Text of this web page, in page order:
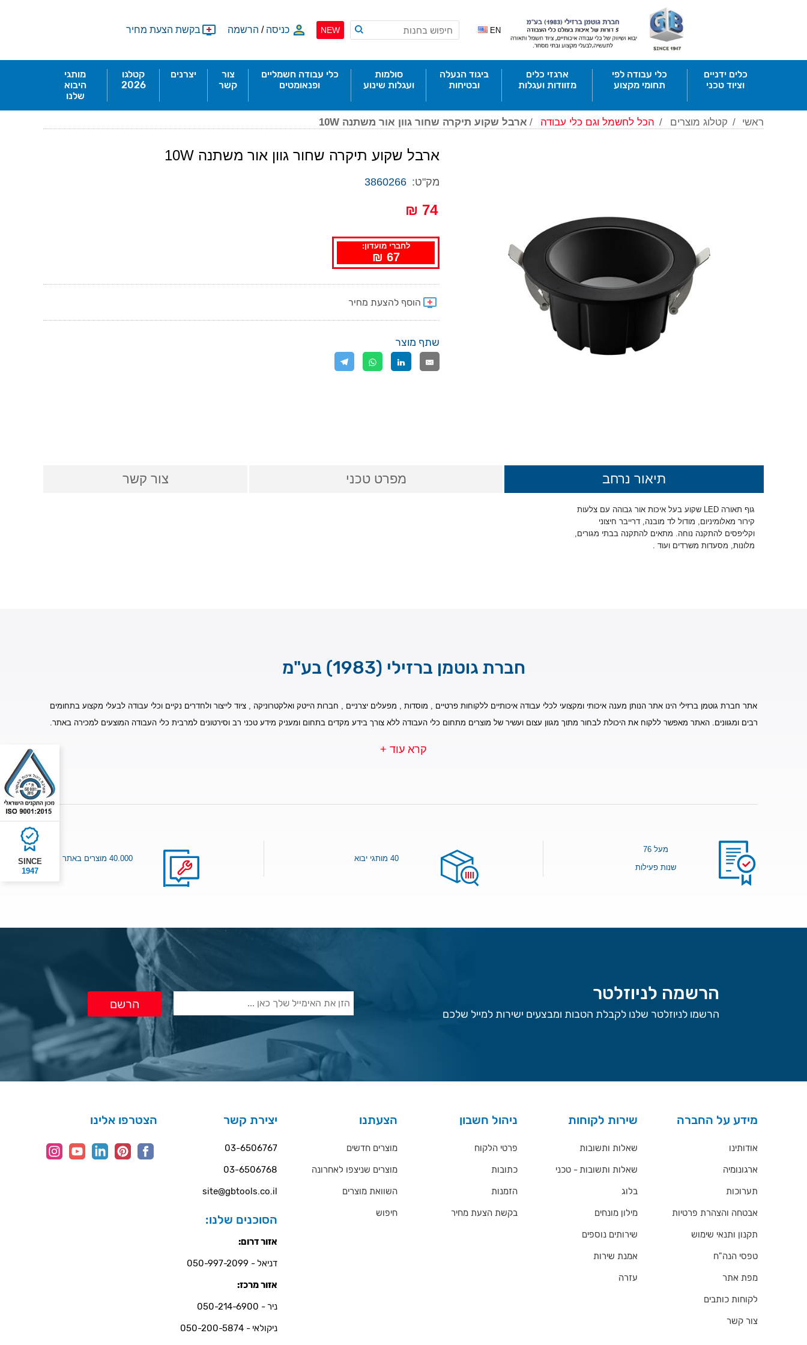
EN
NEW כניסה / הרשמה בקשת הצעת מחיר
כלים ידניים
וציוד טכני
כלי עבודה לפי
תחומי מקצוע
ארגזי כלים
מזוודות ועגלות
ביגוד הנעלה
ובטיחות
סולמות
ועגלות שינוע
כלי עבודה חשמליים
ופנאומטים
צור
קשר
יצרנים
קטלגו
2026
מותגי
היבוא
שלנו
ראשי / קטלוג מוצרים / הכל לחשמל וגם כלי עבודה / ארבל שקוע תיקרה שחור גוון אור משתנה 10W
ארבל שקוע תיקרה שחור גוון אור משתנה 10W
מק"ט: 3860266
74 ₪
לחברי מועדון:
67 ₪
שתף מוצר
תיאור נרחב מפרט טכני צור קשר
גוף תאורה LED שקוע בעל איכות אור גבוהה עם צלעות
קירור מאלומיניום, מודול לד מובנה, דרייבר חיצוני
וקליפסים להתקנה נוחה. מתאים להתקנה בבתי מגורים,
מלונות, מסעדות משרדים ועוד .
SINCE
1947
חברת גוטמן ברזילי (1983) בע"מ
אתר חברת גוטמן ברזילי הינו אתר הנותן מענה איכותי ומקצועי לכלי עבודה איכותיים ללקוחות פרטיים , מוסדות , מפעלים יצרניים , חברות הייטק ואלקטרוניקה , ציוד לייצור ולחדרים נקיים וכלי עבודה לבעלי מקצוע בתחומים
רבים ומגוונים. האתר מאפשר ללקוח את היכולת לבחור מתוך מגוון עצום ועשיר של מוצרים מתחום כלי העבודה ללא צורך בידע מקדים בתחום ומעניק מידע טכני רב וסירטונים למרבית כלי העבודה המוצעים למכירה באתר.
קרא עוד +
מעל 76
שנות פעילות
40 מותגי יבוא 40.000 מוצרים באתר
הרשמה לניוזלטר
הרשמו לניוזלטר שלנו לקבלת הטבות ומבצעים ישירות למייל שלכם
מידע על החברה
אודותינו
ארגונומיה
תערוכות
אבטחה והצהרת פרטיות
תקנון ותנאי שימוש
טפסי הנה"ח
מפת אתר
לקוחות כותבים
צור קשר
שירות לקוחות
שאלות ותשובות
שאלות ותשובות - טכני
בלוג
מילון מונחים
שירותים נוספים
אמנת שירות
עזרה
ניהול חשבון
פרטי הלקוח
כתובות
הזמנות
בקשת הצעת מחיר
הצעתנו
מוצרים חדשים
מוצרים שניצפו לאחרונה
השוואת מוצרים
חיפוש
יצירת קשר
03-6506767
03-6506768
site@gbtools.co.il
הסוכנים שלנו:
אזור דרום:
דניאל - 050-997-2099
אזור מרכז:
ניר - 050-214-6900
ניקולאי - 050-200-5874
הצטרפו אלינו